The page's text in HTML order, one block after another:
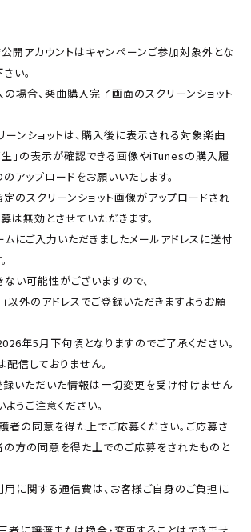
開アカウントはキャンペーンご参加対象外とな
い。
場合、楽曲購入完了画面のスクリーンショット
ンショットは、購入後に表示される対象楽曲
生」の表示が確認できる画像やiTunesの購入履
アップロードをお願いいたします。
のスクリーンショット画像がアップロードされ
は無効とさせていただきます。
にご入力いただきましたメールアドレスに送付
い可能性がございますので、
以外のアドレスでご登録いただきますようお願
年5月下旬頃となりますのでご了承ください。
信しておりません。
いただいた情報は一切変更を受け付けません
うご注意ください。
の同意を得た上でご応募ください。ご応募さ
の方の同意を得た上でのご応募をされたものと
に関する通信費は、お客様ご自身のご負担に